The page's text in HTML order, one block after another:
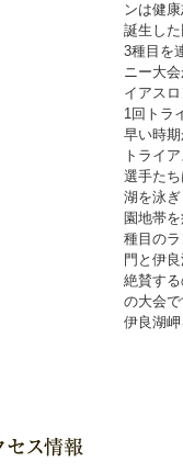
ンは健
誕生し
3種目を
ニー大
イアス
1回トラ
早い時
トライ
選手た
湖を泳
園地帯
種目の
門と伊
絶賛す
の大会
伊良湖